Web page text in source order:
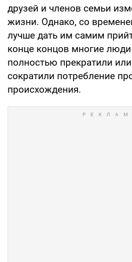
друзей и членов семьи
жизни. Однако, со
лучше дать им самим
конце концов многие
полностью прекратили
сократили потребление
происхождения.